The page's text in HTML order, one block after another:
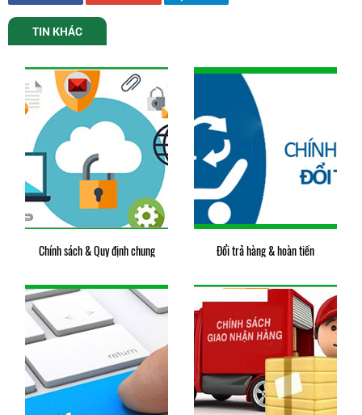
TIN KHÁC
Chính sách & Quy định chung Đổi trả hàng & hoàn tiền